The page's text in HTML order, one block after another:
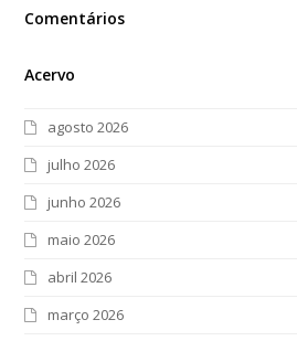
Comentários
Acervo
agosto 2026
julho 2026
junho 2026
maio 2026
abril 2026
março 2026